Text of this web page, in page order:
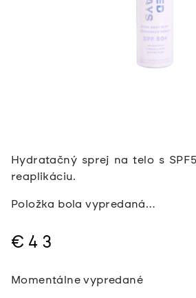
Hydratačný sprej na telo s
reaplikáciu.
Položka bola vypredaná…
€43
cena:
Momentálne vypredané